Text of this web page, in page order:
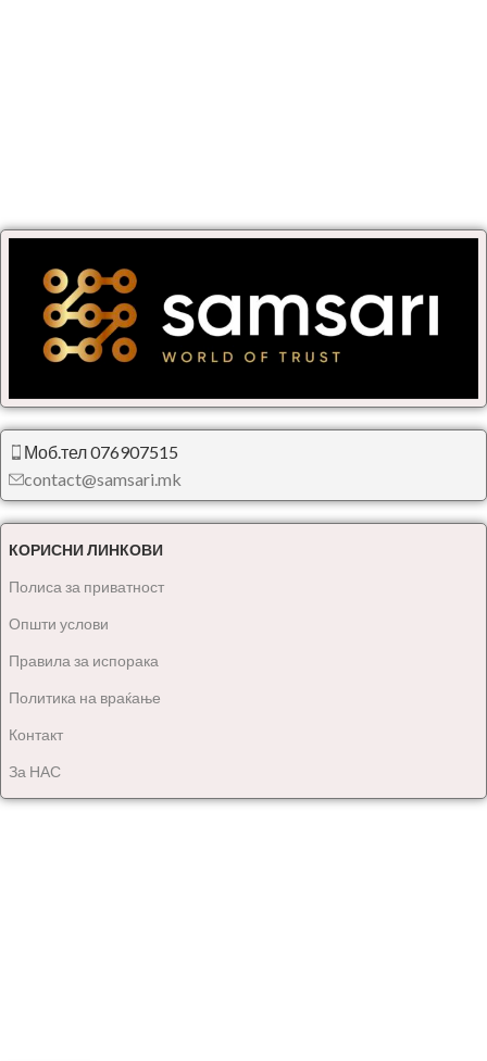
Моб.тел 076907515
contact@samsari.mk
КОРИСНИ ЛИНКОВИ
Полиса за приватност
Општи услови
Правила за испорака
Политика на враќање
Контакт
За НАС